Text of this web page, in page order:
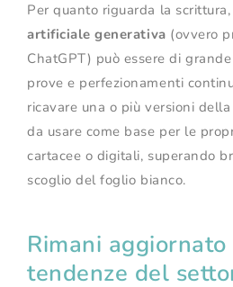
Per quanto riguarda la scrittura,
artificiale generativa (ovvero
ChatGPT) può essere di
prove e perfezionamenti
ricavare una o più versioni
da usare come base per le
cartacee o digitali, superando
scoglio del foglio bianco.
Rimani
tendenze del